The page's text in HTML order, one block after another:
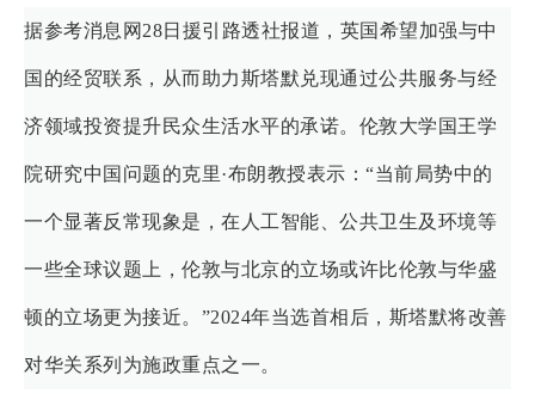
据参考消息网28日援引路透社报道，英国希望加强与中
国的经贸联系，从而助力斯塔默兑现通过公共服务与经
济领域投资提升民众生活水平的承诺。伦敦大学国王学
院研究中国问题的克里·布朗教授表示：“当前局势中的
一个显著反常现象是，在人工智能、公共卫生及环境等
一些全球议题上，伦敦与北京的立场或许比伦敦与华盛
顿的立场更为接近。”2024年当选首相后，斯塔默将改善
对华关系列为施政重点之一。